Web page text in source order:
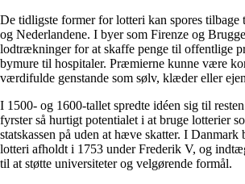
De tidligste former for lotteri kan spores tilbage
og Nederlandene. I byer som Firenze og
lodtrækninger for at skaffe penge til offentlige
bymure til hospitaler. Præmierne kunne være
værdifulde genstande som sølv, klæder eller
I 1500- og 1600-tallet spredte idéen sig til
fyrster så hurtigt potentialet i at bruge lotterier
statskassen på uden at hæve skatter. I Danmark
lotteri afholdt i 1753 under Frederik V, og
til at støtte universiteter og velgørende formål.